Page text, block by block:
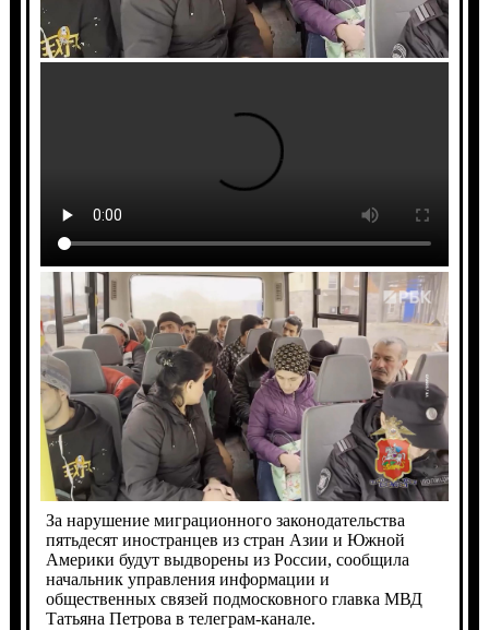
За нарушение миграционного законодательства
пятьдесят иностранцев из стран Азии и Южной
Америки будут выдворены из России, сообщила
начальник управления информации и
общественных связей подмосковного главка МВД
Татьяна Петрова в телеграм-канале.